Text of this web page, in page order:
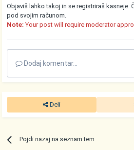
Objaviš lahko takoj in se registriraš kasneje.
pod svojim računom.
Note: Your post will require moderator
Dodaj komentar...
Deli
Pojdi nazaj na seznam tem